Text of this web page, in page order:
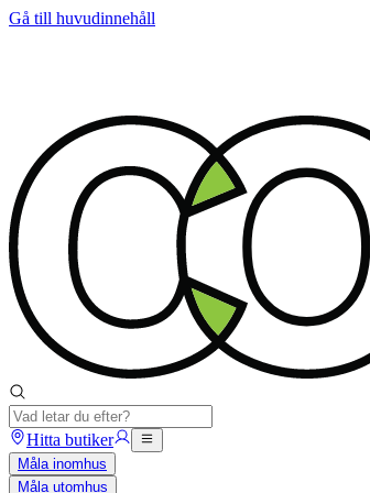
Gå till huvudinnehåll
Hitta butiker
Måla inomhus
Måla utomhus